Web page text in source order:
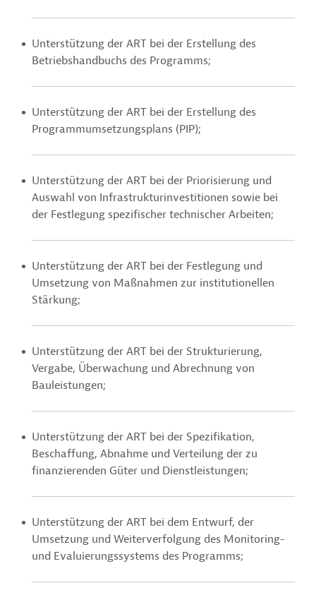
Unterstützung der ART bei der Erstellung des
Betriebshandbuchs des Programms;
Unterstützung der ART bei der Erstellung des
Programmumsetzungsplans (PIP);
Unterstützung der ART bei der Priorisierung und
Auswahl von Infrastrukturinvestitionen sowie bei
der Festlegung spezifischer technischer Arbeiten;
Unterstützung der ART bei der Festlegung und
Umsetzung von Maßnahmen zur institutionellen
Stärkung;
Unterstützung der ART bei der Strukturierung,
Vergabe, Überwachung und Abrechnung von
Bauleistungen;
Unterstützung der ART bei der Spezifikation,
Beschaffung, Abnahme und Verteilung der zu
finanzierenden Güter und Dienstleistungen;
Unterstützung der ART bei dem Entwurf, der
Umsetzung und Weiterverfolgung des Monitoring-
und Evaluierungssystems des Programms;